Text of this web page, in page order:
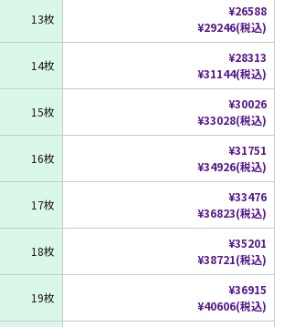
13枚
¥26588
¥29246(税込)
14枚
¥28313
¥31144(税込)
15枚
¥30026
¥33028(税込)
16枚
¥31751
¥34926(税込)
17枚
¥33476
¥36823(税込)
18枚
¥35201
¥38721(税込)
19枚
¥36915
¥40606(税込)